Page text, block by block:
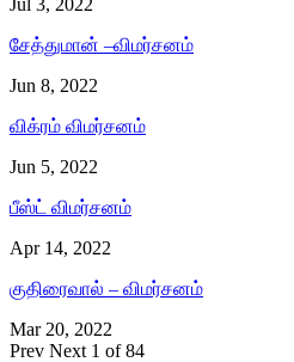
சேத்துமான் –விமர்சனம்
Jun 8, 2022
விக்ரம் விமர்சனம்
Jun 5, 2022
பீஸ்ட் விமர்சனம்
Apr 14, 2022
குதிரைவால் – விமர்சனம்
Mar 20, 2022
Prev Next 1 of 84